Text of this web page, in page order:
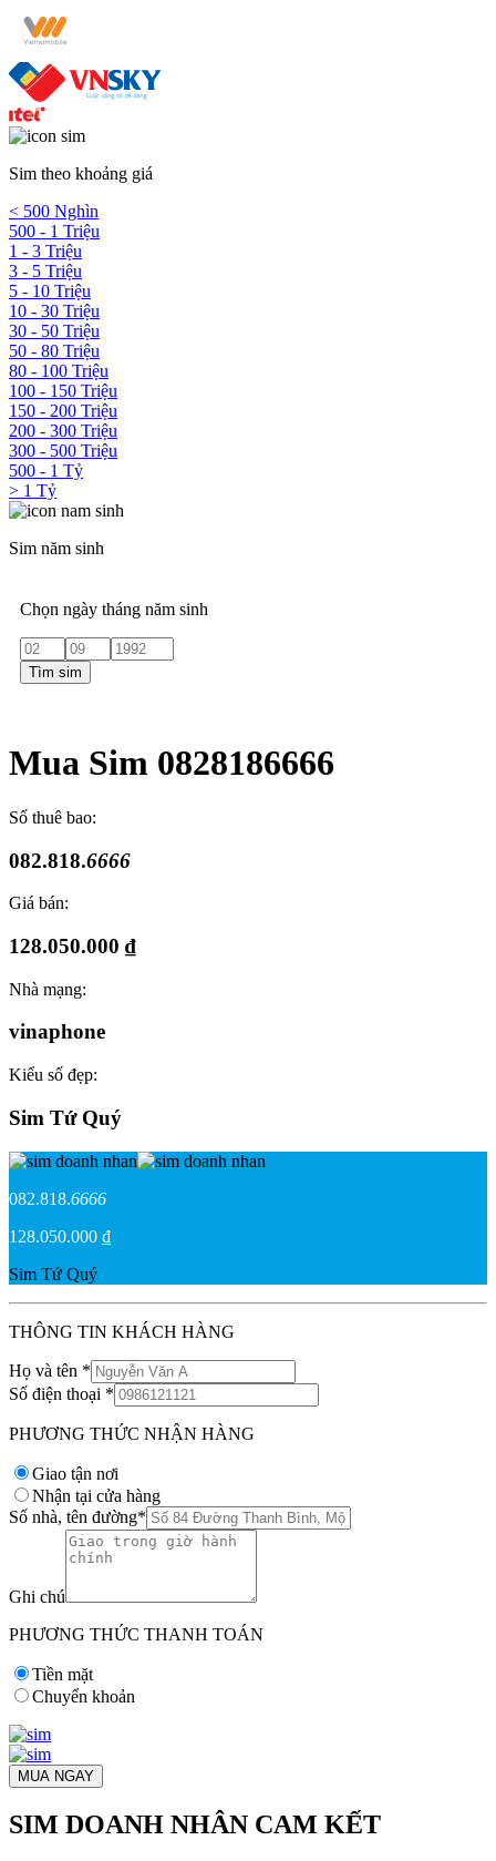
Sim theo khoảng giá
< 500 Nghìn
500 - 1 Triệu
1 - 3 Triệu
3 - 5 Triệu
5 - 10 Triệu
10 - 30 Triệu
30 - 50 Triệu
50 - 80 Triệu
80 - 100 Triệu
100 - 150 Triệu
150 - 200 Triệu
200 - 300 Triệu
300 - 500 Triệu
500 - 1 Tỷ
> 1 Tỷ
Sim năm sinh
Chọn ngày tháng năm sinh
Tìm sim
Mua Sim 0828186666
Số thuê bao:
082.818.6666
Giá bán:
128.050.000 ₫
Nhà mạng:
vinaphone
Kiểu số đẹp:
Sim Tứ Quý
082.818.6666
128.050.000 ₫
Sim Tứ Quý
THÔNG TIN KHÁCH HÀNG
Họ và tên *
Số điện thoại *
PHƯƠNG THỨC NHẬN HÀNG
Giao tận nơi
Nhận tại cửa hàng
Số nhà, tên đường*
Ghi chú
PHƯƠNG THỨC THANH TOÁN
Tiền mặt
Chuyển khoản
MUA NGAY
SIM DOANH NHÂN CAM KẾT